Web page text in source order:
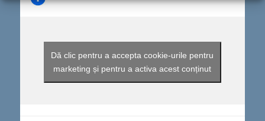
Dă clic pentru a accepta cookie-urile pentru
marketing și pentru a activa acest conținut